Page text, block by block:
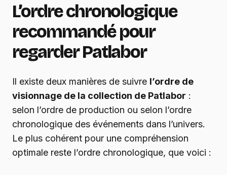
L’ordre chronologique
recommandé pour
regarder Patlabor
Il existe deux manières de suivre l’ordre de
visionnage de la collection de Patlabor :
selon l’ordre de production ou selon l’ordre
chronologique des événements dans l’univers.
Le plus cohérent pour une compréhension
optimale reste l’ordre chronologique, que voici :